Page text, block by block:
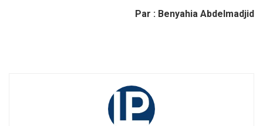
Par : Benyahia Abdelmadjid